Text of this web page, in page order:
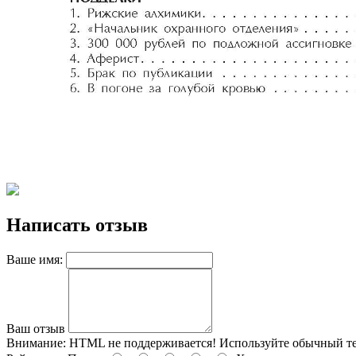
Написать отзыв
Ваше имя:
Ваш отзыв
Внимание: HTML не поддерживается! Используйте обычный